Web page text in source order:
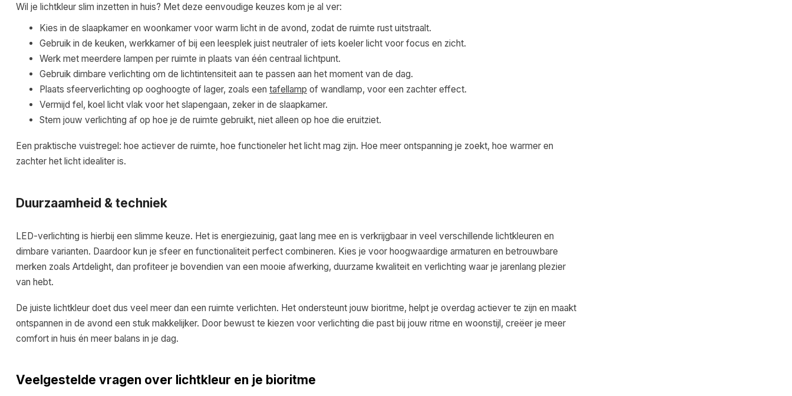
Wil je lichtkleur slim inzetten in huis? Met deze eenvoudige keuzes kom je al ver:
Kies in de slaapkamer en woonkamer voor warm licht in de avond, zodat de ruimte rust uitstraalt.
Gebruik in de keuken, werkkamer of bij een leesplek juist neutraler of iets koeler licht voor focus en zicht.
Werk met meerdere lampen per ruimte in plaats van één centraal lichtpunt.
Gebruik dimbare verlichting om de lichtintensiteit aan te passen aan het moment van de dag.
Plaats sfeerverlichting op ooghoogte of lager, zoals een tafellamp of wandlamp, voor een zachter effect.
Vermijd fel, koel licht vlak voor het slapengaan, zeker in de slaapkamer.
Stem jouw verlichting af op hoe je de ruimte gebruikt, niet alleen op hoe die eruitziet.
Een praktische vuistregel: hoe actiever de ruimte, hoe functioneler het licht mag zijn. Hoe meer ontspanning je zoekt, hoe warmer en
zachter het licht idealiter is.
Duurzaamheid & techniek
LED-verlichting is hierbij een slimme keuze. Het is energiezuinig, gaat lang mee en is verkrijgbaar in veel verschillende lichtkleuren en
dimbare varianten. Daardoor kun je sfeer en functionaliteit perfect combineren. Kies je voor hoogwaardige armaturen en betrouwbare
merken zoals Artdelight, dan profiteer je bovendien van een mooie afwerking, duurzame kwaliteit en verlichting waar je jarenlang plezier
van hebt.
De juiste lichtkleur doet dus veel meer dan een ruimte verlichten. Het ondersteunt jouw bioritme, helpt je overdag actiever te zijn en maakt
ontspannen in de avond een stuk makkelijker. Door bewust te kiezen voor verlichting die past bij jouw ritme en woonstijl, creëer je meer
comfort in huis én meer balans in je dag.
Veelgestelde vragen over lichtkleur en je bioritme